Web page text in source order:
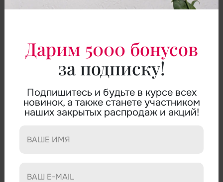
БУСЫ СОЛНЕЧНЫЙ КАМЕНЬ,
КВАРЦ ФАНТОМ
АРТИКУЛ:K0429O
Дарим 5000 бонусов
за подписку!
Подпишитесь и будьте в курсе всех
новинок, а также станете участником
наших закрытых распродаж и акций!